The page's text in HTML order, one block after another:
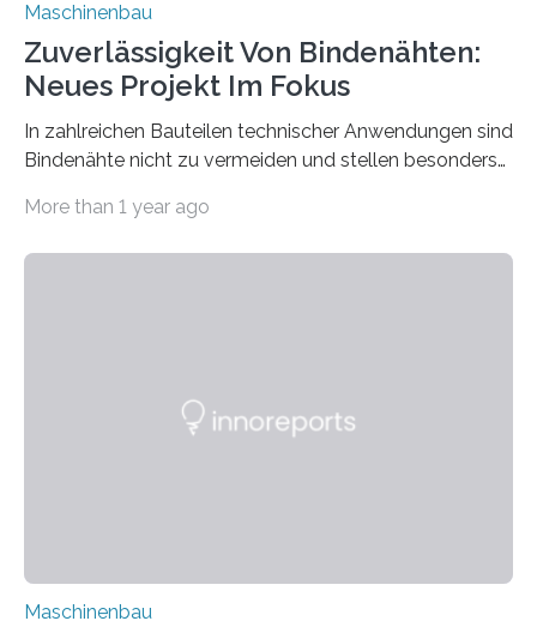
Maschinenbau
Zuverlässigkeit Von Bindenähten:
Neues Projekt Im Fokus
In zahlreichen Bauteilen technischer Anwendungen sind
Bindenähte nicht zu vermeiden und stellen besonders
Matrixmaterials eine große Herausforderung dar.
Durch den verstärkten Einsatz von Rezyklaten
More than 1 year ago
Maschinenbau